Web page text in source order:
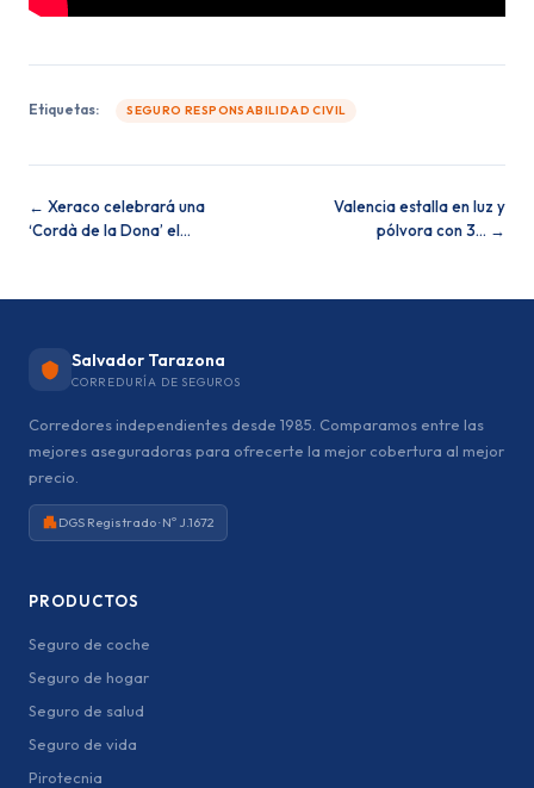
Etiquetas: SEGURO RESPONSABILIDAD CIVIL
← Xeraco celebrará una
‘Cordà de la Dona’ el…
Valencia estalla en luz y
pólvora con 3… →
Salvador Tarazona
CORREDURÍA DE SEGUROS
Corredores independientes desde 1985. Comparamos entre las
mejores aseguradoras para ofrecerte la mejor cobertura al mejor
precio.
DGS Registrado · Nº J.1672
PRODUCTOS
Seguro de coche
Seguro de hogar
Seguro de salud
Seguro de vida
Pirotecnia